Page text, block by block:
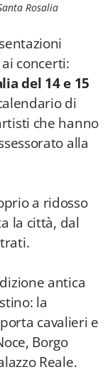
Rosalia
concerti:
del 14 e 15
di
che hanno
alla
a ridosso
la città, dal
antica
la
cavalieri e
Borgo
Reale.